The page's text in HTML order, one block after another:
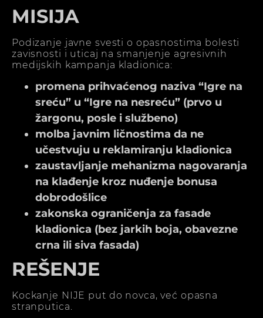
MISIJA
Podizanje javne svesti o opasnostima bolesti
zavisnosti i uticaj na smanjenje agresivnih
medijskih kampanja kladionica:
promena prihvaćenog naziva “Igre na
sreću” u “Igre na nesreću” (prvo u
žargonu, posle i službeno)
molba javnim ličnostima da ne
učestvuju u reklamiranju kladionica
zaustavljanje mehanizma nagovaranja
na klađenje kroz nuđenje bonusa
dobrodošlice
zakonska ograničenja za fasade
kladionica (bez jarkih boja, obavezne
crna ili siva fasada)
REŠENJE
Kockanje NIJE put do novca, već opasna
stranputica.